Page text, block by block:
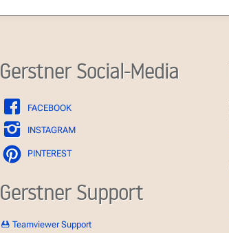
Gerstner Social-Media
FACEBOOK
INSTAGRAM
PINTEREST
Gerstner Support
Teamviewer Support